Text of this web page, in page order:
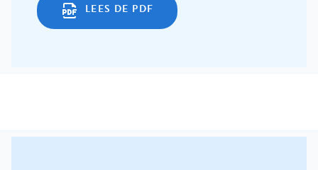
LEES DE PDF